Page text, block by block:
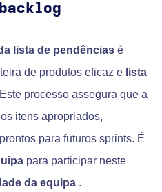
lista de pendências é
de produtos eficaz e lista
processo assegura que a
itens apropriados,
para futuros sprints. É
para participar neste
da equipa .